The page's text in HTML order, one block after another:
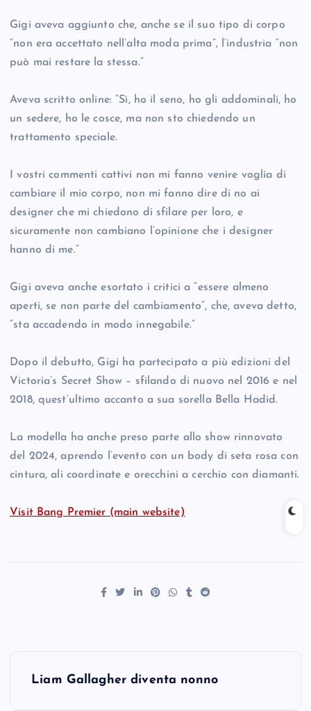
Gigi aveva aggiunto che, anche se il suo tipo di corpo
“non era accettato nell’alta moda prima”, l’industria “non
può mai restare la stessa.”
Aveva scritto online: “Sì, ho il seno, ho gli addominali, ho
un sedere, ho le cosce, ma non sto chiedendo un
trattamento speciale.
I vostri commenti cattivi non mi fanno venire voglia di
cambiare il mio corpo, non mi fanno dire di no ai
designer che mi chiedono di sfilare per loro, e
sicuramente non cambiano l’opinione che i designer
hanno di me.”
Gigi aveva anche esortato i critici a “essere almeno
aperti, se non parte del cambiamento”, che, aveva detto,
“sta accadendo in modo innegabile.”
Dopo il debutto, Gigi ha partecipato a più edizioni del
Victoria’s Secret Show – sfilando di nuovo nel 2016 e nel
2018, quest’ultimo accanto a sua sorella Bella Hadid.
La modella ha anche preso parte allo show rinnovato
del 2024, aprendo l’evento con un body di seta rosa con
cintura, ali coordinate e orecchini a cerchio con diamanti.
Visit Bang Premier (main website)
Liam Gallagher diventa nonno